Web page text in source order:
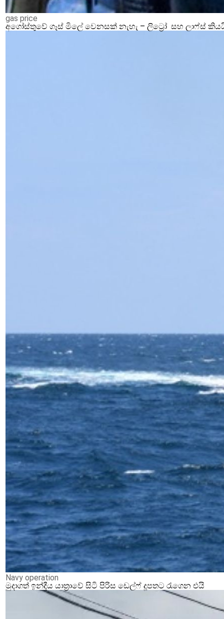
gas price
අගෝස්තුවේ ගෑස් මිලේ වෙනසක් නැහැ – ලිට්‍රෝ සහ ලාෆ්ස්
Navy operation
මුදාගත් ඉන්දීය යාත්‍රාවේ සිටි පිරිස ඩෙල්ෆ් දූපතට රැගෙන එයි